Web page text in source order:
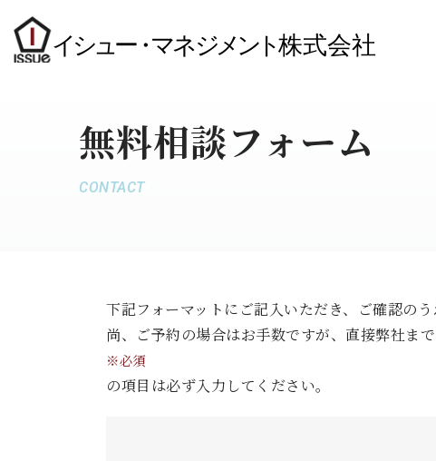
コ
無料相談フォーム
CONTACT
下記フォーマットにご記入いただき、ご確認の
尚、ご予約の場合はお手数ですが、直接弊社まで
※必須
の項目は必ず入力してください。